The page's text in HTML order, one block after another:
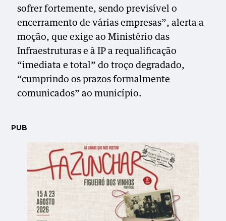
sofrer fortemente, sendo previsível o
encerramento de várias empresas”, alerta a
moção, que exige ao Ministério das
Infraestruturas e à IP a requalificação
“imediata e total” do troço degradado,
“cumprindo os prazos formalmente
comunicados” ao município.
PUB